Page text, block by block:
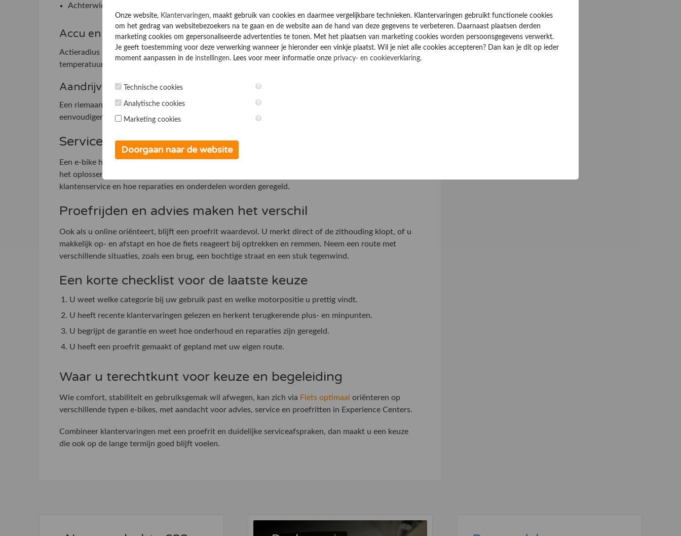
Achterwielmotor geeft vaak een duwend gevoel en kan sportiever aanvoelen.
Accu en actieradius
Actieradius hangt niet alleen af van de accucapaciteit, maar ook van gewicht, bandenspanning,
temperatuur en ondersteuningsstand. Kijk in klantervaringen of de praktijk aansluit bij uw gebruik.
Aandrijving
Een riemaandrijving vraagt weinig onderhoud en is stil, terwijl een ketting vaak goedkoper is en
eenvoudiger te vervangen.
Service en garantie tellen mee
Een e-bike heeft onderhoud nodig, zoals remmen afstellen, banden vervangen, software-updates en
het oplossen van slijtage. Kijk daarom vooraf naar garantievoorwaarden, bereikbaarheid van de
klantenservice en hoe reparaties en onderdelen worden geregeld.
Proefrijden en advies maken het verschil
Ook als u online oriënteert, blijft een proefrit waardevol. U merkt direct of de zithouding klopt, of u
makkelijk op- en afstapt en hoe de fiets reageert bij optrekken en remmen. Neem een route met
verschillende situaties, zoals een brug, een bochtige straat en een stuk tegenwind.
Een korte checklist voor de laatste keuze
U weet welke categorie bij uw gebruik past en welke motorpositie u prettig vindt.
U heeft recente klantervaringen gelezen en herkent terugkerende plus- en minpunten.
U begrijpt de garantie en weet hoe onderhoud en reparaties zijn geregeld.
U heeft een proefrit gemaakt of gepland met uw eigen route.
Waar u terechtkunt voor keuze en begeleiding
Wie comfort, stabiliteit en gebruiksgemak wil afwegen, kan zich via Fiets optimaal oriënteren op
verschillende typen e-bikes, met aandacht voor advies, service en proefritten in Experience Centers.
Combineer klantervaringen met een proefrit en duidelijke serviceafspraken, dan maakt u een keuze
die ook op de lange termijn goed blijft voelen.
Onze website, Klantervaringen, maakt gebruik van cookies en daarmee vergelijkbare technieken. Klantervaringen gebruikt functionele cookies
om het gedrag van websitebezoekers na te gaan en de website aan de hand van deze gegevens te verbeteren. Daarnaast plaatsen derden
marketing cookies om gepersonaliseerde advertenties te tonen. Met het plaatsen van marketing cookies worden persoonsgegevens verwerkt.
Je geeft toestemming voor deze verwerking wanneer je hieronder een vinkje plaatst. Wil je niet alle cookies accepteren? Dan kan je dit op ieder
moment aanpassen in de instellingen. Lees voor meer informatie onze privacy- en cookieverklaring.
Technische cookies
Analytische cookies
Marketing cookies
Doorgaan naar de website